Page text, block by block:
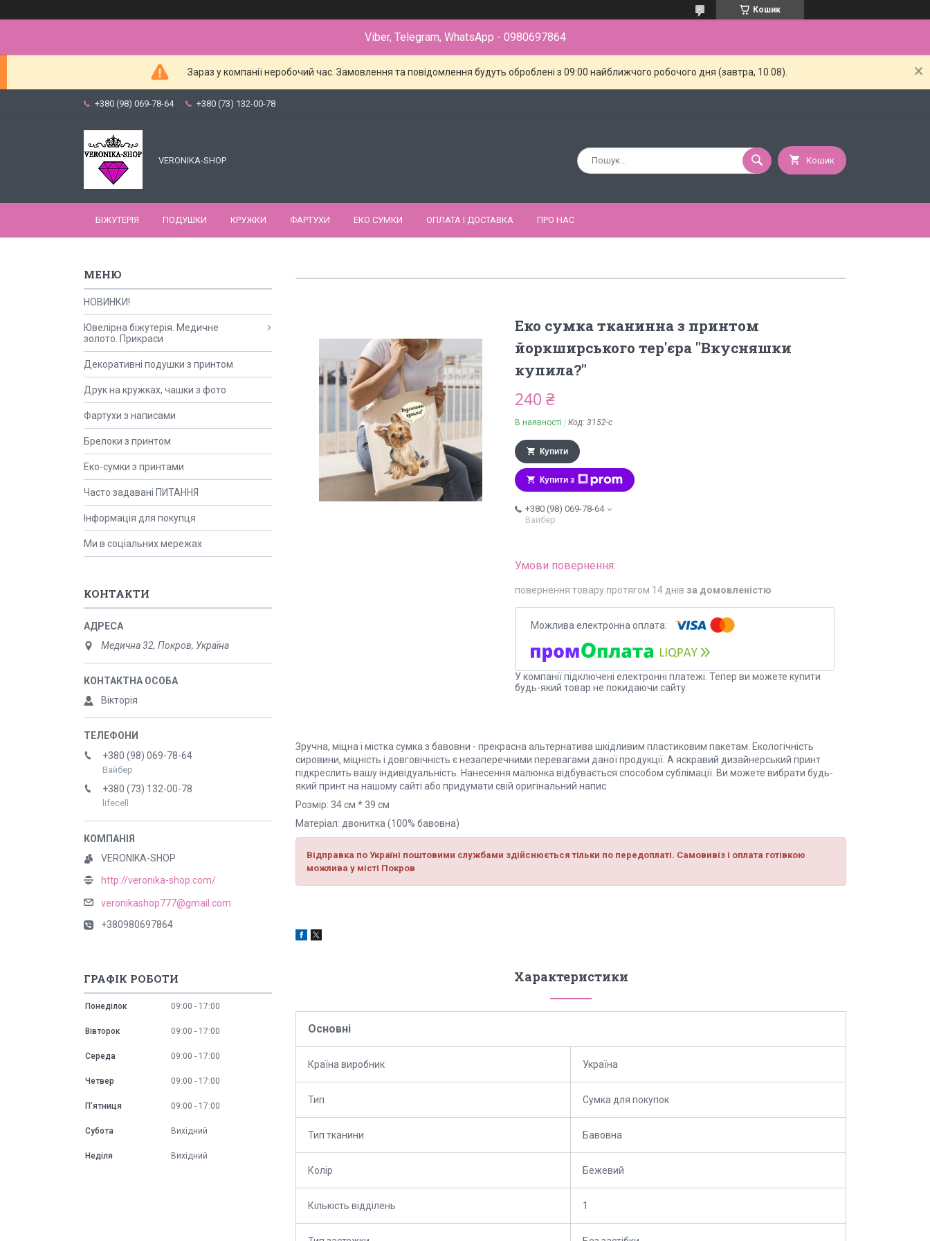
Кошик
Viber, Telegram, WhatsApp - 0980697864
Зараз у компанії неробочий час. Замовлення та повідомлення будуть оброблені з 09:00 найближчого робочого дня (завтра, 10.08).
+380 (98) 069-78-64 +380 (73) 132-00-78
VERONIKA-SHOP Кошик
БІЖУТЕРІЯ ПОДУШКИ КРУЖКИ ФАРТУХИ ЕКО СУМКИ ОПЛАТА І ДОСТАВКА ПРО НАС
Еко сумка тканинна з принтом
йоркширського тер'єра "Вкусняшки
купила?"
240 ₴
В наявності Код: 3152-с
Купити
Купити з
+380 (98) 069-78-64
Вайбер
повернення товару протягом 14 днів за домовленістю
У компанії підключені електронні платежі. Тепер ви можете купити
будь-який товар не покидаючи сайту.
Зручна, міцна і містка сумка з бавовни - прекрасна альтернатива шкідливим пластиковим пакетам. Екологічність
сировини, міцність і довговічність є незаперечними перевагами даної продукції. А яскравий дизайнерський принт
підкреслить вашу індивідуальність. Нанесення малюнка відбувається способом сублімації. Ви можете вибрати будь-
який принт на нашому сайті або придумати свій оригінальний напис
Розмір: 34 см * 39 см
Матеріал: двонитка (100% бавовна)
Відправка по Україні поштовими службами здійснюється тільки по передоплаті. Самовивіз і оплата готівкою
можлива у місті Покров
Характеристики
Основні
Країна виробник Україна
Тип Сумка для покупок
Тип тканини Бавовна
Колір Бежевий
Кількість відділень 1
НОВИНКИ!
Ювелірна біжутерія. Медичне
золото. Прикраси
Декоративні подушки з принтом
Друк на кружках, чашки з фото
Фартухи з написами
Брелоки з принтом
Еко-сумки з принтами
Часто задавані ПИТАННЯ
Інформація для покупця
Ми в соціальних мережах
КОНТАКТИ
Медична 32, Покров, Україна
Вікторія
+380 (98) 069-78-64
Вайбер
+380 (73) 132-00-78
lifecell
VERONIKA-SHOP
http://veronika-shop.com/
veronikashop777@gmail.com
+380980697864
ГРАФІК РОБОТИ
Понеділок 09:00 17:00
Вівторок 09:00 17:00
Середа 09:00 17:00
Четвер 09:00 17:00
Пʼятниця 09:00 17:00
Субота Вихідний
Неділя Вихідний